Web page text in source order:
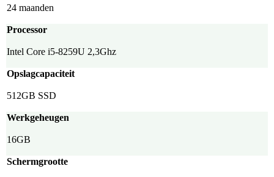
24 maanden
Processor
Intel Core i5-8259U 2,3Ghz
Opslagcapaciteit
512GB SSD
Werkgeheugen
16GB
Schermgrootte